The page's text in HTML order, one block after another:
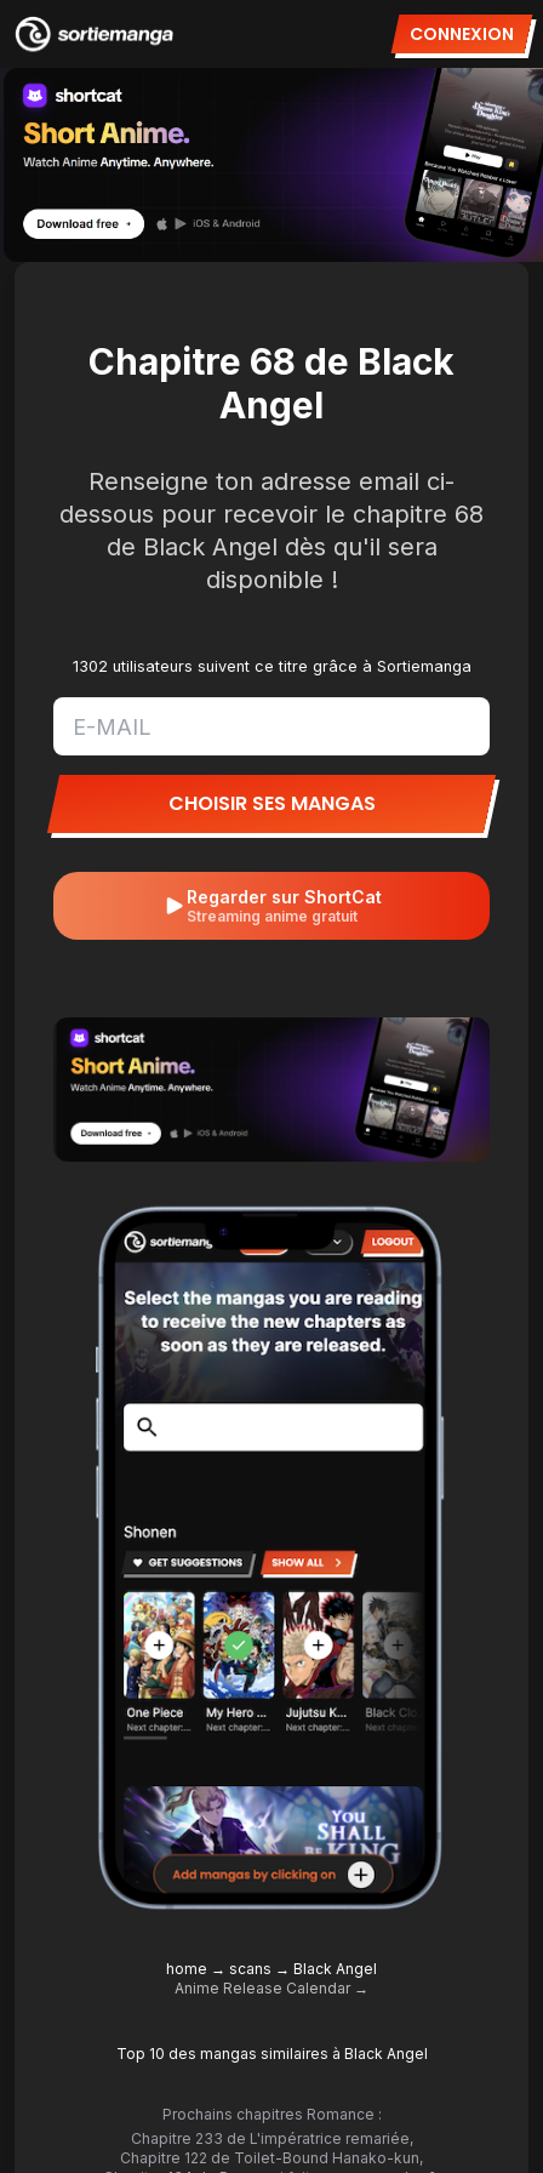
CONNEXION
Chapitre 68 de Black
Angel
Renseigne ton adresse email ci-
dessous pour recevoir le chapitre 68
de Black Angel dès qu'il sera
disponible !
1302 utilisateurs suivent ce titre grâce à Sortiemanga
CHOISIR SES MANGAS
Regarder sur ShortCat
Streaming anime gratuit
home → scans → Black Angel
Anime Release Calendar →
Top 10 des mangas similaires à Black Angel
Prochains chapitres Romance :
Chapitre 233 de L'impératrice remariée,
Chapitre 122 de Toilet-Bound Hanako-kun,